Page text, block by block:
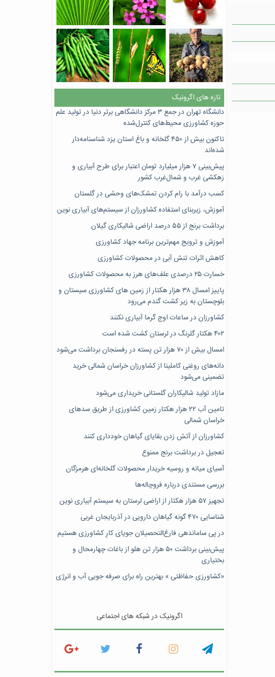
تازه های اگرونیک
دانشگاه تهران در جمع ۳ مرکز دانشگاهی برتر دنیا در تولید علم
حوزه کشاورزی محیط‌های کنترل‌شده
تاکنون بیش از ۴۵۰ گلخانه و باغ استان یزد شناسنامه‌دار
شده‌اند
پیش‌بینی ۷‌ هزار میلیارد تومان اعتبار برای طرح آبیاری و
زهکشی غرب و شمال‌غرب کشور
کسب درآمد با رام کردن تمشک‌های وحشی در گلستان
آموزش، زیربنای استفاده کشاورزان از سیستم‌های آبیاری نوین
برداشت برنج از ۵۵ درصد اراضی شالیکاری گیلان
آموزش و ترویج مهم‌ترین برنامه جهاد کشاورزی
کاهش اثرات تنش آبی در محصولات کشاورزی
خسارت ۲۵ درصدی علف‌های هرز به محصولات کشاورزی
پاییز امسال ۳۸ هزار هکتار از زمین های کشاورزی سیستان و
بلوچستان به زیر کشت گندم می‌رود
کشاورزان در ساعات اوج گرما آبیاری نکنند
۴۰۲ هکتار گلرنگ در لرستان کشت شده است
امسال بیش از ۷۰ هزار تن پسته در رفسنجان برداشت می‌شود
دانه‌های روغنی کاملینا از کشاورزان خراسان شمالی خرید
تضمینی می‌شود
مازاد تولید شالیکاران گلستانی خریداری می‌شود
تامین آب ۲۲ هزار هکتار زمین کشاورزی از طریق سدهای
خراسان شمالی
کشاورزان از آتش زدن بقایای گیاهان خودداری کنند
تعجیل در برداشت برنج ممنوع
آسیای میانه و روسیه خریدار محصولات گلخانه‌ای هرمزگان
بررسی مستندی درباره فروچاله‌ها
تجهیز ۵۷ هزار هکتار از اراضی لرستان به سیستم آبیاری نوین
شناسایی ۴۷٠ گونه گیاهان دارویی در آذربایجان غربی
در پی ساماندهی فارغ‌التحصیلان جویای کارِ کشاورزی هستیم
پیش‎‌بینی برداشت ۵۰ هزار تن هلو از باغات چهارمحال و
بختیاری
«کشاورزی حفاظتی » بهترین راه برای صرفه جویی آب و انرژی
اگرونیک در شبکه های اجتماعی